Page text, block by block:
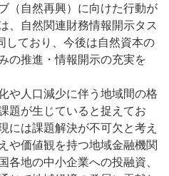
（自然再興）に向けた行動が
、自然関連財務情報開示タス
しており、今後は自然資本の
の推進・情報開示の充実を
や人口減少に伴う地域間の格
題が生じていると捉えてお
には課題解決が不可欠と考え
や価値観を持つ地域金融機関
各地の中小企業への投融資、